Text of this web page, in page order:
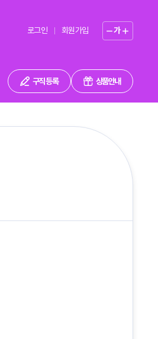
로그인 회원가입 가
구직 등록 상품안내